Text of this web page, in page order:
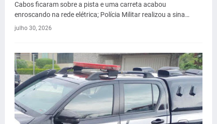
Cabos ficaram sobre a pista e uma carreta acabou
enroscando na rede elétrica; Polícia Militar realizou a sina…
julho 30, 2026